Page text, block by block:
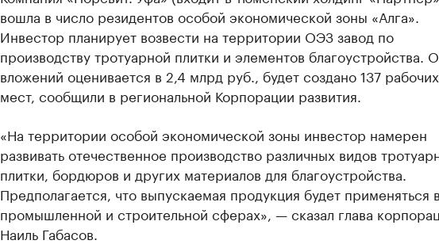
вошла в число резидентов особой экономической зоны «Алга».
Инвестор планирует возвести на территории ОЭЗ завод по
производству тротуарной плитки и элементов благоустройства.
вложений оценивается в 2,4 млрд руб., будет создано 137 рабочих
мест, сообщили в региональной Корпорации развития.
«На территории особой экономической зоны инвестор намерен
развивать отечественное производство различных видов
плитки, бордюров и других материалов для благоустройства.
Предполагается, что выпускаемая продукция будет применяться в
промышленной и строительной сферах», — сказал глава
Наиль Габасов.